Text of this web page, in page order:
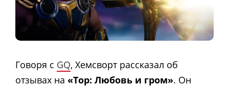
Говоря с GQ, Хемсворт рассказал об
отзывах на «Тор: Любовь и гром». Он